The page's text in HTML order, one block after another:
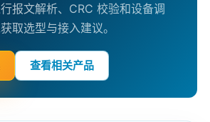
报文解析、CRC 校验和设备调
取选型与接入建议。
查看相关产品